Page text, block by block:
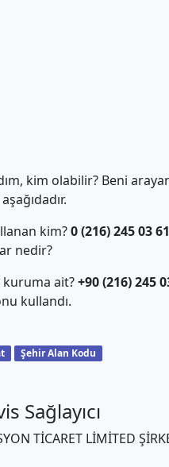
kim olabilir? Beni
kim?0 (216) 245 03 61
nedir?
ait?+90 (216) 245
kullandı.
Şehir Alan Kodu
Sağlayıcı
TİCARET LİMİTED